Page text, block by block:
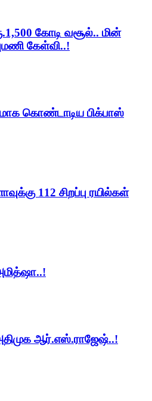
கோடி வசூல்.. மின்
கேள்வி..!
கொண்டாடிய பிக்பாஸ்
112 சிறப்பு ரயில்கள்
ஆர்.எஸ்.ராஜேஷ்..!